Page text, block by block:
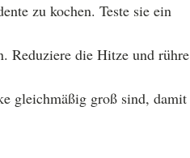
zu kochen. Teste sie ein
Reduziere die Hitze und rühre
gleichmäßig groß sind, damit